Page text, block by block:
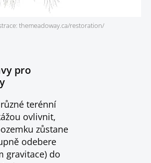
themeadoway.ca/restoration/
pro
terénní
ovlivnit,
zůstane
odebere
gravitace) do